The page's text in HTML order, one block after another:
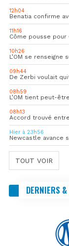
12h04
Benatia confirme
11h16
Côme pousse pour
10h26
L’OM se renseigne
09h44
De Zerbi voulait
08h59
L’OM tient peut-
08h13
Accord trouvé
Hier à 23h56
TOUT VOIR
DERNIERS